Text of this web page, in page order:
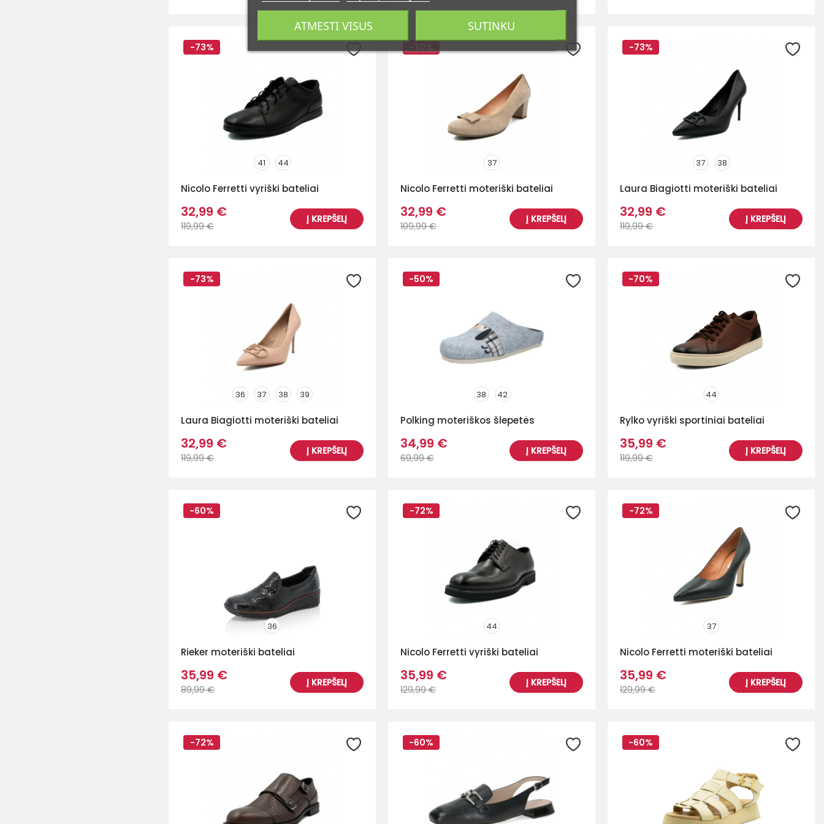
-73%
41 44
Nicolo Ferretti vyriški bateliai
32,99 €
119,99 €
Į KREPŠELĮ
37
Nicolo Ferretti moteriški bateliai
32,99 €
109,99 €
Į KREPŠELĮ
-73%
37 38
Laura Biagiotti moteriški bateliai
32,99 €
119,99 €
Į KREPŠELĮ
-73%
36 37 38 39
Laura Biagiotti moteriški bateliai
32,99 €
119,99 €
Į KREPŠELĮ
-50%
38 42
Polking moteriškos šlepetės
34,99 €
69,99 €
Į KREPŠELĮ
-70%
44
Rylko vyriški sportiniai bateliai
35,99 €
119,99 €
Į KREPŠELĮ
-60%
36
Rieker moteriški bateliai
35,99 €
89,99 €
Į KREPŠELĮ
-72%
44
Nicolo Ferretti vyriški bateliai
35,99 €
129,99 €
Į KREPŠELĮ
-72%
37
Nicolo Ferretti moteriški bateliai
35,99 €
129,99 €
Į KREPŠELĮ
-72% -60% -60%
ATMESTI VISUS SUTINKU